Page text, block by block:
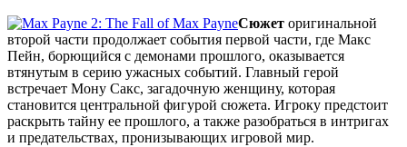
Mifman:
Добро пожаловать на игровой сайт mifman.ru
Делитесь играми с друзьями и добавляйте сайт в избранное.
В этом чате Вы можете общаться. Пишите свои отзывы и
комментарии к играм.
Сюжет оригинальной
второй части продолжает события первой части, где Макс
Пейн, борющийся с демонами прошлого, оказывается
втянутым в серию ужасных событий. Главный герой
встречает Мону Сакс, загадочную женщину, которая
становится центральной фигурой сюжета. Игроку предстоит
раскрыть тайну ее прошлого, а также разобраться в интригах
и предательствах, пронизывающих игровой мир.